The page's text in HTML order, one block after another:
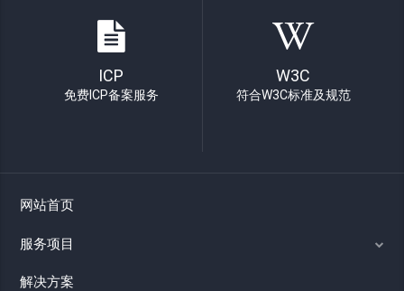
ICP
免费ICP备案服务
W3C
符合W3C标准及规范
网站首页
服务项目
解决方案